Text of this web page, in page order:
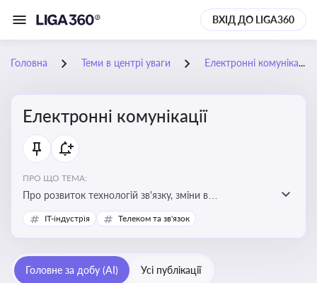
ВХІД ДО LIGA360
Головна Теми в центрі уваги Електронні комунікації
Електронні комунікації
ПРО ЩО ТЕМА:
Про розвиток технологій зв'язку, зміни в
законодавстві, регулювання ринку телекомунікацій,
інновації в сфері мобільних та інтернет-послуг
IT-індустрія Телеком та зв'язок
Головне за добу (AI) Усі публікації